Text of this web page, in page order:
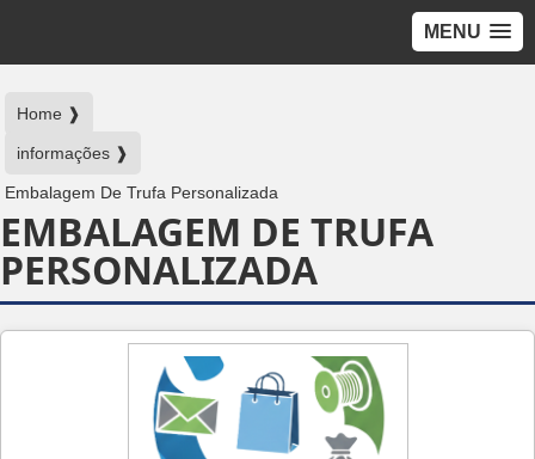
MENU
Home ❱
informações ❱
Embalagem De Trufa Personalizada
EMBALAGEM DE TRUFA
PERSONALIZADA